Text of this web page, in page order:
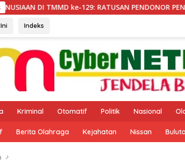
PENUHI KEBUTUHAAN STOK DARAH
Indeks
Kriminal Otomatif Politik Nasional
Berita Olahraga Kejahatan Nissan